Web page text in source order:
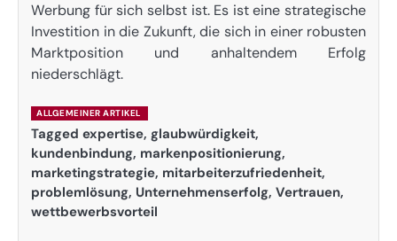
Werbung für sich selbst ist. Es ist eine strategische
Investition in die Zukunft, die sich in einer robusten
Marktposition und anhaltendem Erfolg
niederschlägt.
ALLGEMEINER ARTIKEL
Tagged expertise, glaubwürdigkeit,
kundenbindung, markenpositionierung,
marketingstrategie, mitarbeiterzufriedenheit,
problemlösung, Unternehmenserfolg, Vertrauen,
wettbewerbsvorteil